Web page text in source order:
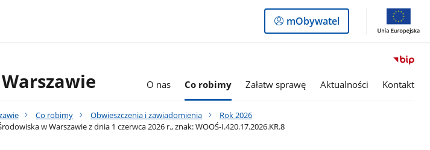
Logowanie
do
mObywatel
O nas Co robimy Załatw sprawę Aktualności Kontakt
Co robimy Obwieszczenia i zawiadomienia
Rok 2026
w Warszawie z dnia 1 czerwca 2026 r., znak: WOOŚ-I.420.17.2026.KR.8